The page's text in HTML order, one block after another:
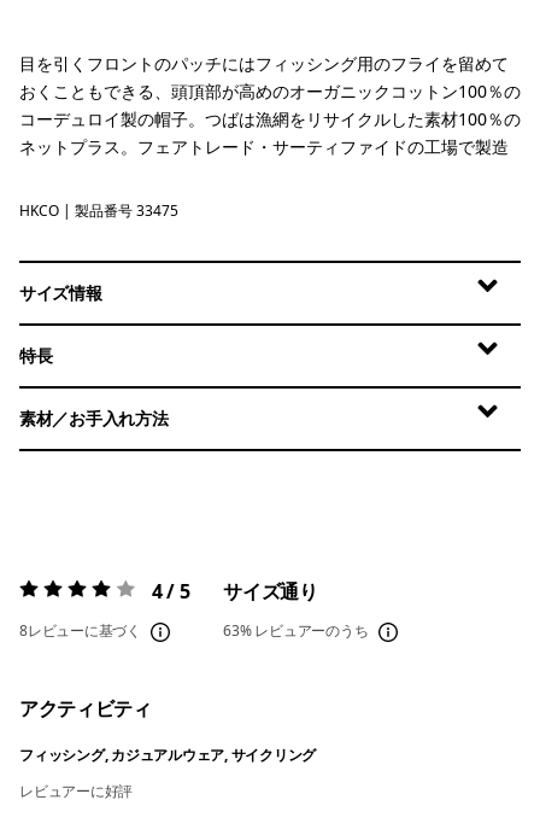
目を引くフロントのパッチにはフィッシング用のフライを留めて
おくこともできる、頭頂部が高めのオーガニックコットン100％の
コーデュロイ製の帽子。つばは漁網をリサイクルした素材100％の
ネットプラス。フェアトレード・サーティファイドの工場で製造
Hook Hopper: Coriander Brown
HKCO | 製品番号 33475
サイズ情報
特長
素材／お手入れ方法
評価:4 / 5 4 / 5
8レビューに基づく
サイズ通り
63%レビュアーのうち
アクティビティ
フィッシング, カジュアルウェア, サイクリング
レビュアーに好評